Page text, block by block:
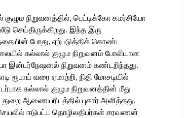
நிறுவனத்தில், பெட்டிக்கோ கமர்சியோ
செய்திருக்கிறது. இந்த இரு
போது, ஏற்படுத்திக் கொண்ட
கல்லால் குழும நிறுவனம் போலியான
இன்டர்நேஷனல் நிறுவனம் கண்டறிந்தது.
ரூபாய் வரை ஏமாற்றி, நிதி மோசடியில்
கல்லால் குழும நிறுவனத்தின் மீது
ஆணையரிடத்தில் புகார் அளித்தது.
ஈடுபட்ட தொழிலதிபர்கள் சரவணன்